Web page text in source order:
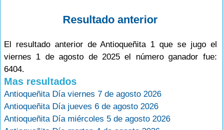
Resultado anterior
El resultado anterior de Antioqueñita 1 que se jugo el
viernes 1 de agosto de 2025 el número ganador fue:
6404.
Mas resultados
Antioqueñita Día viernes 7 de agosto 2026
Antioqueñita Día jueves 6 de agosto 2026
Antioqueñita Día miércoles 5 de agosto 2026